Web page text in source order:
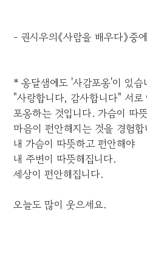
- 권시우의《사람을 배우다》중
* 옹달샘에도 '사감포옹'이 있습
"사랑합니다, 감사합니다" 서로
포옹하는 것입니다. 가슴이 따
마음이 편안해지는 것을 경험
내 가슴이 따뜻하고 편안해야
내 주변이 따뜻해집니다.
세상이 편안해집니다.
오늘도 많이 웃으세요.